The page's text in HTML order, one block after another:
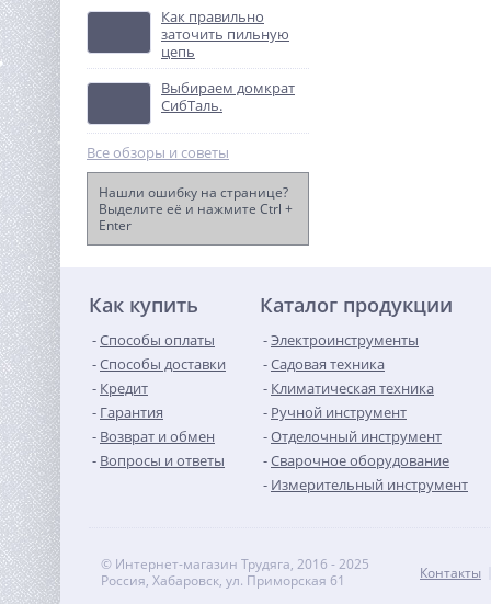
%
Измельчитель кормов
ВИХРЬ ИК 3 в 1
Как правильно
заточить пильную
цепь
Выбираем домкрат
СибТаль.
Все обзоры и советы
Нашли ошибку на странице?
Выделите её и нажмите Ctrl +
Enter
Как купить
Способы оплаты
Способы доставки
Кредит
Гарантия
Возврат и обмен
Вопросы и ответы
Каталог продукции
Электроинструменты
Садовая техника
Климатическая техника
Ручной инструмент
Отделочный инструмент
Сварочное оборудование
Измерительный инструмент
© Интернет-магазин Трудяга, 2016 - 2025
Россия, Хабаровск, ул. Приморская 61
Контакты